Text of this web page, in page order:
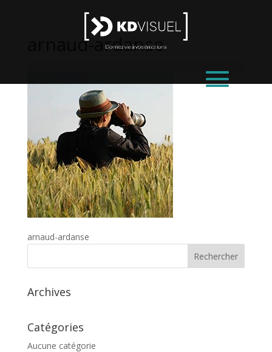
arnaud-ardanse
arnaud-ardanse
Archives
Catégories
Aucune catégorie